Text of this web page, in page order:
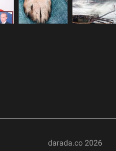
darada.co 2026